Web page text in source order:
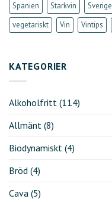
Spanien
Starkvin Sverige
vegetariskt
Vin Vintips
KATEGORIER
Alkoholfritt (114)
Allmänt (8)
Biodynamiskt (4)
Bröd (4)
Cava (5)